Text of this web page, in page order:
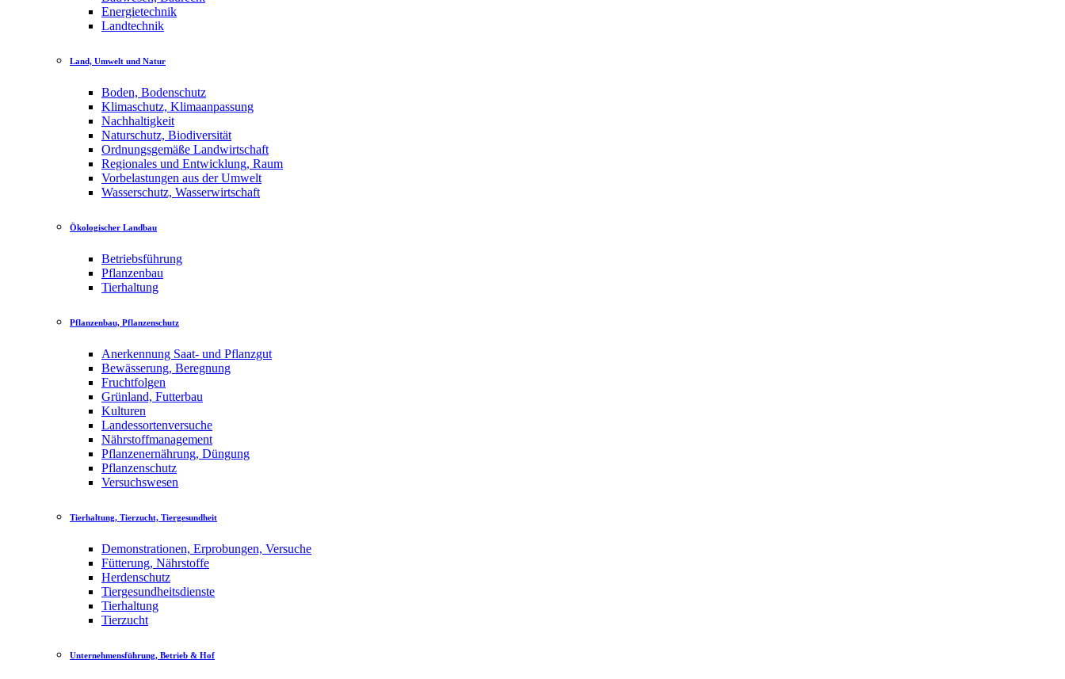
Energietechnik
Landtechnik
Land, Umwelt und Natur
Boden, Bodenschutz
Klimaschutz, Klimaanpassung
Nachhaltigkeit
Naturschutz, Biodiversität
Ordnungsgemäße Landwirtschaft
Regionales und Entwicklung, Raum
Vorbelastungen aus der Umwelt
Wasserschutz, Wasserwirtschaft
Ökologischer Landbau
Betriebsführung
Pflanzenbau
Tierhaltung
Pflanzenbau, Pflanzenschutz
Anerkennung Saat- und Pflanzgut
Bewässerung, Beregnung
Fruchtfolgen
Grünland, Futterbau
Kulturen
Landessortenversuche
Nährstoffmanagement
Pflanzenernährung, Düngung
Pflanzenschutz
Versuchswesen
Tierhaltung, Tierzucht, Tiergesundheit
Demonstrationen, Erprobungen, Versuche
Fütterung, Nährstoffe
Herdenschutz
Tiergesundheitsdienste
Tierhaltung
Tierzucht
Unternehmensführung, Betrieb & Hof